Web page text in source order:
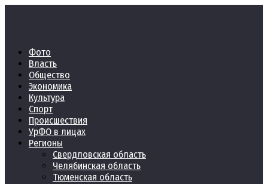
Фото
Власть
Общество
Экономика
Культура
Спорт
Происшествия
УрФО в лицах
Регионы
Свердловская область
Челябинская область
Тюменская область